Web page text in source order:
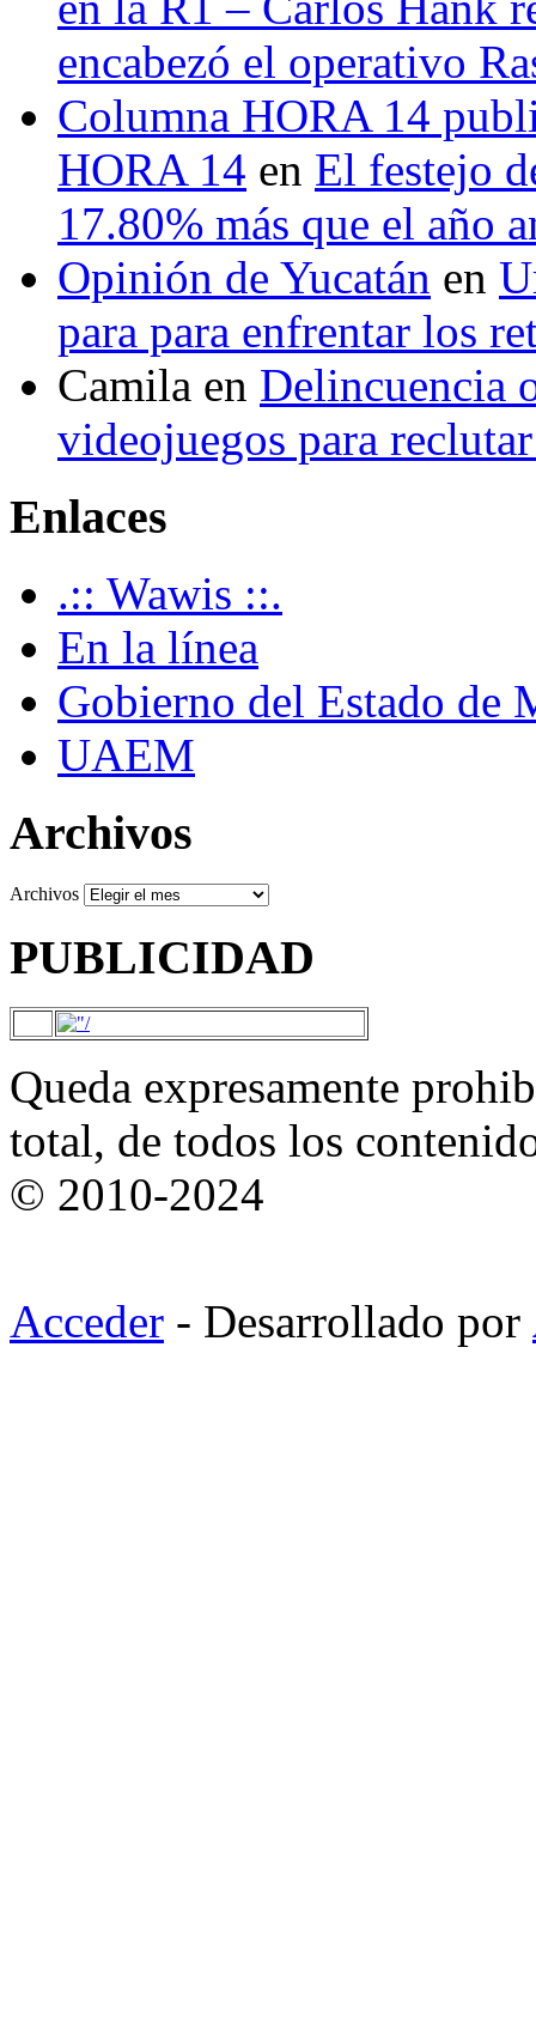
encabezó el operativo
Columna HORA 14
HORA 14 en El festejo
17.80% más que el año
Opinión de Yucatán en
para para enfrentar los
Camila en Delincuencia
videojuegos para
Enlaces
.:: Wawis ::.
En la línea
Gobierno del Estado de
UAEM
Archivos
Archivos
PUBLICIDAD
Queda expresamente
total, de todos los
© 2010-2024
Acceder - Desarrollado por